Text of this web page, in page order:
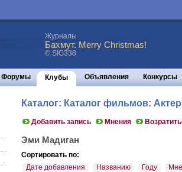
Журналы
Бахмут. Merry Christmas!
© SIG338
Форумы Клубы Объявления Конкурсы
Каталог: Каталог фильмов:
Добавить запись Мнения
Эми Мадиган
Сортировать по:
Дате добавления
Названию Году